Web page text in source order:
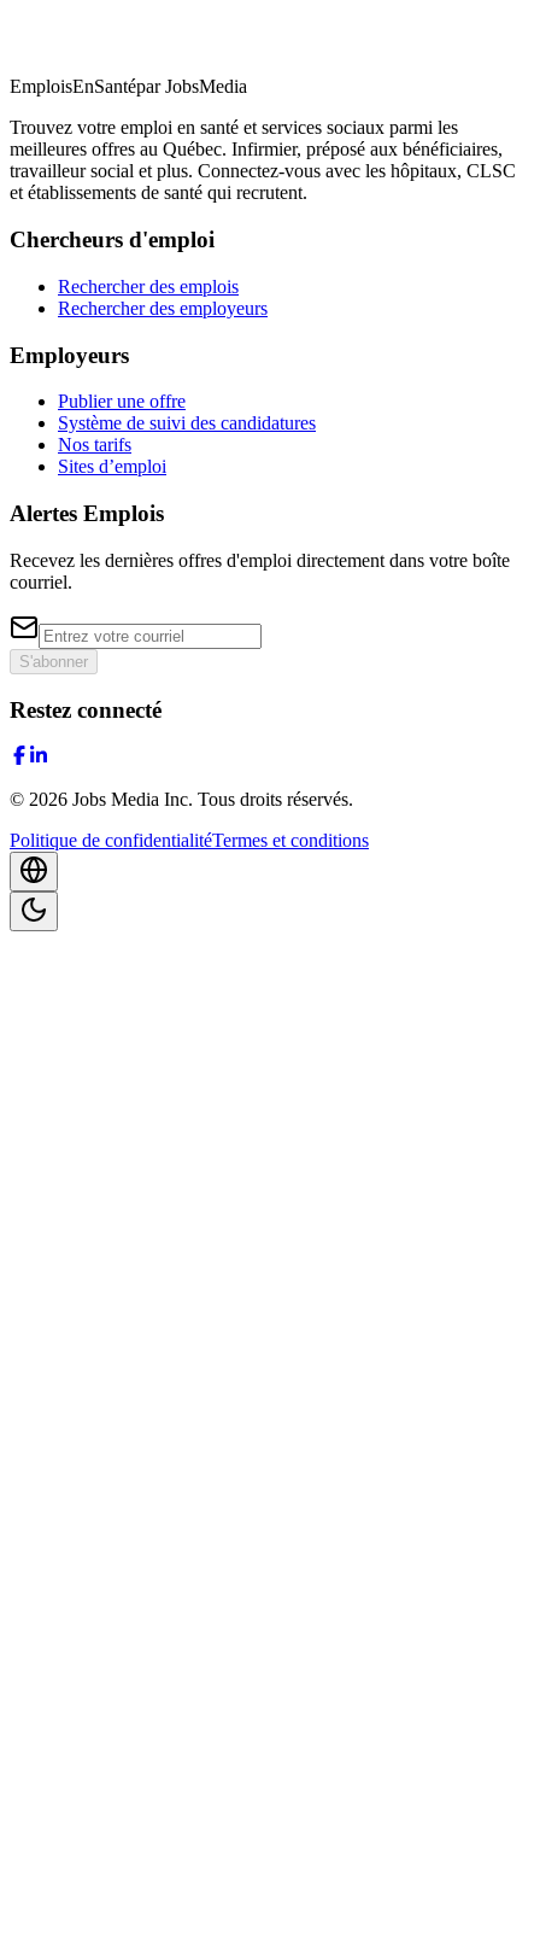
EmploisEnSantépar JobsMedia
Trouvez votre emploi en santé et services sociaux parmi les
meilleures offres au Québec. Infirmier, préposé aux bénéficiaires,
travailleur social et plus. Connectez-vous avec les hôpitaux, CLSC
et établissements de santé qui recrutent.
Chercheurs d'emploi
Rechercher des emplois
Rechercher des employeurs
Employeurs
Publier une offre
Système de suivi des candidatures
Nos tarifs
Sites d’emploi
Alertes Emplois
Recevez les dernières offres d'emploi directement dans votre boîte
courriel.
S'abonner
Restez connecté
© 2026 Jobs Media Inc. Tous droits réservés.
Politique de confidentialitéTermes et conditions